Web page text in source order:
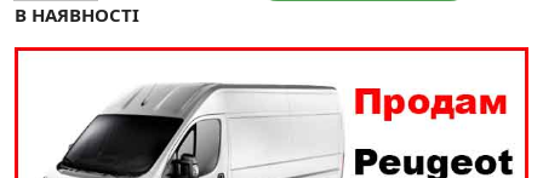
В НАЯВНОСТІ